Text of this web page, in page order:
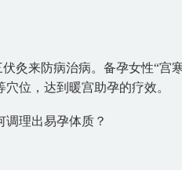
灸来防病治病。备孕女性“宫
位，达到暖宫助孕的疗效。